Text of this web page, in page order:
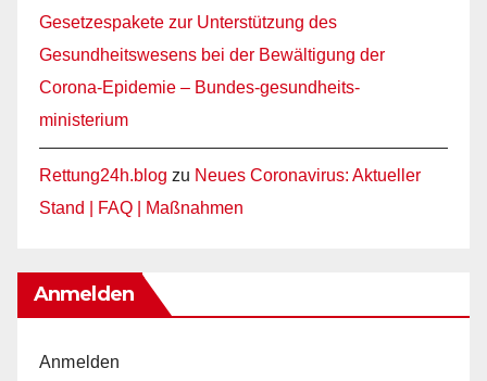
Gesetzespakete zur Unterstützung des
Gesundheitswesens bei der Bewältigung der
Corona-Epidemie – Bundes-gesundheits-
ministerium
Rettung24h.blog zu Neues Coronavirus: Aktueller
Stand | FAQ | Maßnahmen
Anmelden
Anmelden